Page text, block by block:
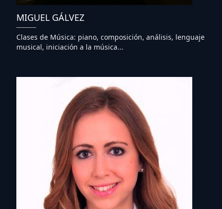
MIGUEL GÁLVEZ
Clases de Música: piano, composición, análisis, lenguaje
musical, iniciación a la música...